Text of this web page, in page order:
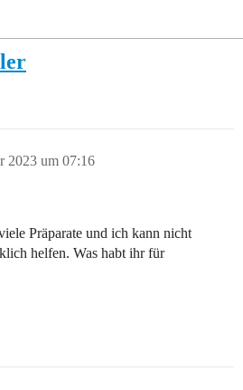
2023 um 07:16
Präparate und ich kann nicht
helfen. Was habt ihr für